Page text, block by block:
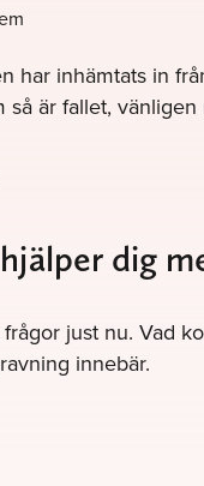
har inhämtats in
så är fallet,
dig
just nu. Vad
innebär.